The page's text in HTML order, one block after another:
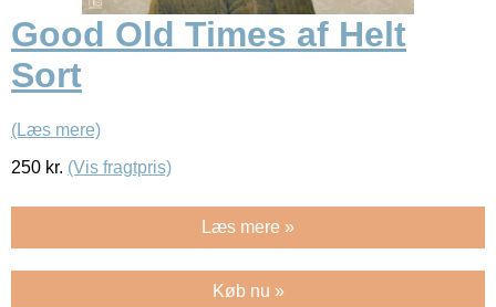
Good Old Times af Helt
Sort
(Læs mere)
250 kr. (Vis fragtpris)
Læs mere »
Køb nu »